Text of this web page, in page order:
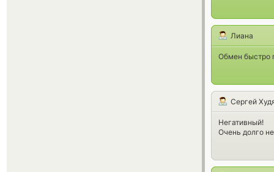
Лиана
Обмен быстро
Сергей
Негативный!
Очень долго